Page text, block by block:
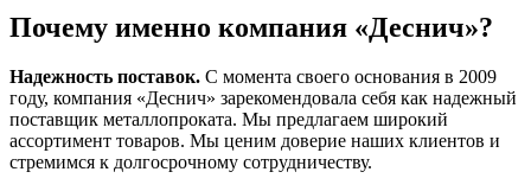
Почему именно компания «Деснич»?
Надежность поставок. С момента своего основания в 2009
году, компания «Деснич» зарекомендовала себя как надежный
поставщик металлопроката. Мы предлагаем широкий
ассортимент товаров. Мы ценим доверие наших клиентов и
стремимся к долгосрочному сотрудничеству.